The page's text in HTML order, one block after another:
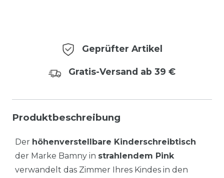
Geprüfter Artikel
Gratis-Versand ab 39 €
Produktbeschreibung
Der höhenverstellbare Kinderschreibtisch
der Marke Bamny in strahlendem Pink
verwandelt das Zimmer Ihres Kindes in den